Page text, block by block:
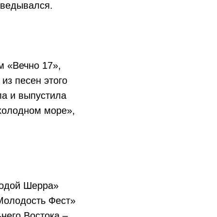
«Вечно 17»,
песен этого
и выпустила
море»,
Шерра»
Фест»